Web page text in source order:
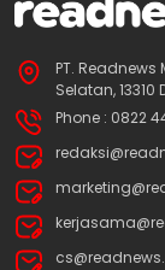
PT.
Selatan,
Phone : 0822